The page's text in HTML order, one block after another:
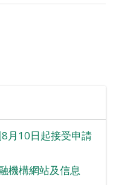
月10日起接受申請
機構網站及信息